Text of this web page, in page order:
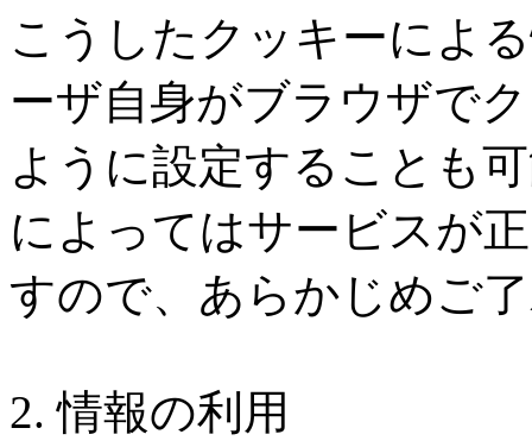
こうしたクッキーによ
ーザ自身がブラウザで
ように設定することも
によってはサービスが
すので、あらかじめご
2. 情報の利用